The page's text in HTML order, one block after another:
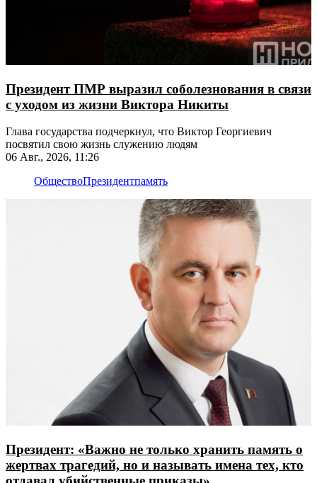
Президент ПМР выразил соболезнования в связи
с уходом из жизни Виктора Никиты
Глава государства подчеркнул, что Виктор Георгиевич
посвятил свою жизнь служению людям
06 Авг., 2026, 11:26
ОбществоПрезидентпамять
Президент: «Важно не только хранить память о
жертвах трагедий, но и называть имена тех, кто